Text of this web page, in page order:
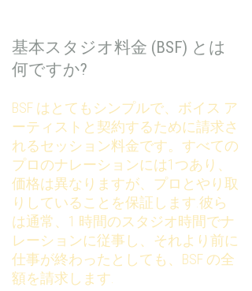
基本スタジオ料金 (BSF) とは
何ですか?
BSF はとてもシンプルで、ボイス ア
ーティストと契約するために請求さ
れるセッション料金です。すべての
プロのナレーションには1つあり、
価格は異なりますが、プロとやり取
りしていることを保証します.彼ら
は通常、1 時間のスタジオ時間でナ
レーションに従事し、それより前に
仕事が終わったとしても、BSF の全
額を請求します.